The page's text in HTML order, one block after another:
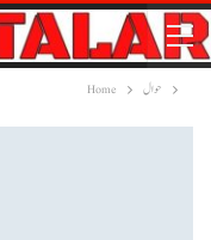
Home حوال